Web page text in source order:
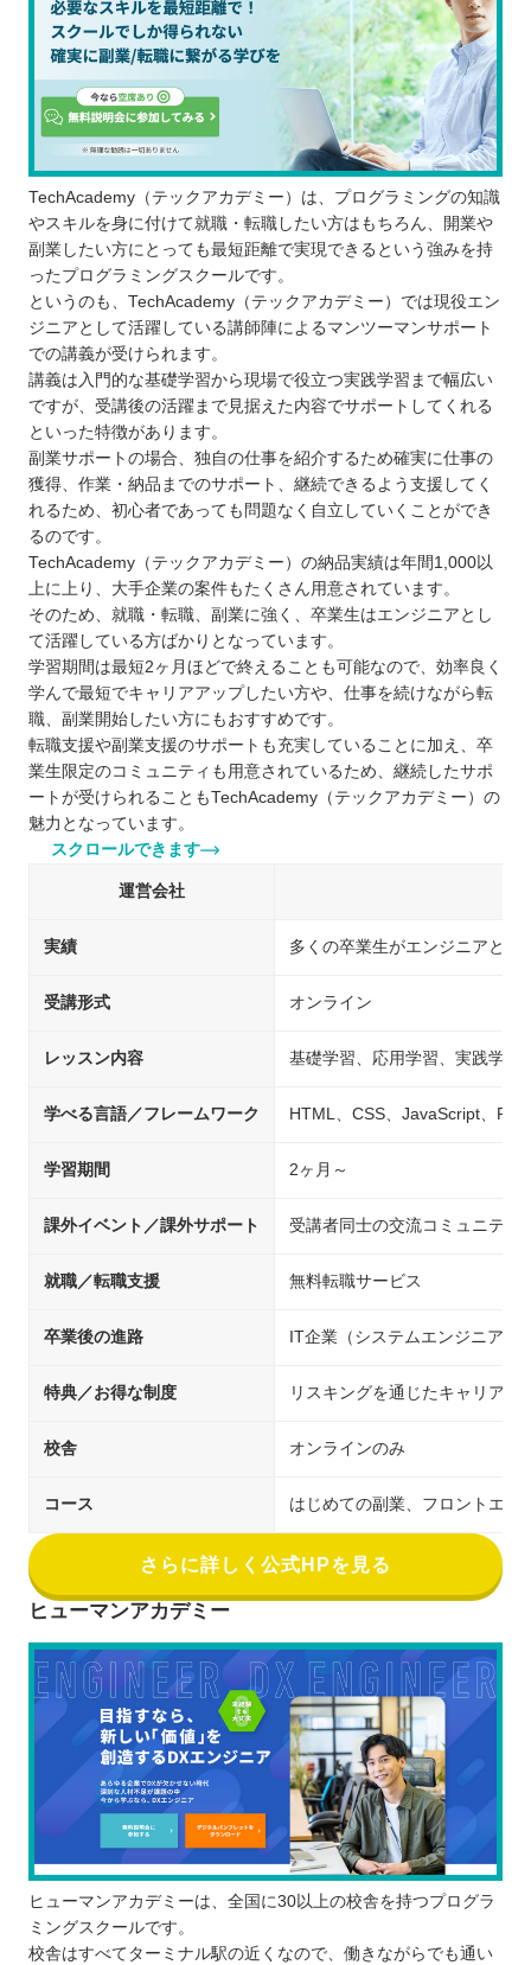
TechAcademy（テックアカデミー）は、プログラミングの知識
やスキルを身に付けて就職・転職したい方はもちろん、開業や
副業したい方にとっても最短距離で実現できるという強みを持
ったプログラミングスクールです。
というのも、TechAcademy（テックアカデミー）では現役エン
ジニアとして活躍している講師陣によるマンツーマンサポート
での講義が受けられます。
講義は入門的な基礎学習から現場で役立つ実践学習まで幅広い
ですが、受講後の活躍まで見据えた内容でサポートしてくれる
といった特徴があります。
副業サポートの場合、独自の仕事を紹介するため確実に仕事の
獲得、作業・納品までのサポート、継続できるよう支援してく
れるため、初心者であっても問題なく自立していくことができ
るのです。
TechAcademy（テックアカデミー）の納品実績は年間1,000以
上に上り、大手企業の案件もたくさん用意されています。
そのため、就職・転職、副業に強く、卒業生はエンジニアとし
て活躍している方ばかりとなっています。
学習期間は最短2ヶ月ほどで終えることも可能なので、効率良く
学んで最短でキャリアアップしたい方や、仕事を続けながら転
職、副業開始したい方にもおすすめです。
転職支援や副業支援のサポートも充実していることに加え、卒
業生限定のコミュニティも用意されているため、継続したサポ
ートが受けられることもTechAcademy（テックアカデミー）の
魅力となっています。
スクロールできます
運営会社
実績 多くの卒業生がエンジニアとし
受講形式 オンライン
レッスン内容 基礎学習、応用学習、実践学習
学べる言語／フレームワーク HTML、CSS、JavaScript、
学習期間 2ヶ月～
課外イベント／課外サポート 受講者同士の交流コミュニティ
就職／転職支援 無料転職サービス
卒業後の進路 IT企業（システムエンジニア/
特典／お得な制度 リスキングを通じたキャリア
校舎 オンラインのみ
コース はじめての副業、フロントエ
さらに詳しく公式HPを見る
ヒューマンアカデミー
ヒューマンアカデミーは、全国に30以上の校舎を持つプログラ
ミングスクールです。
校舎はすべてターミナル駅の近くなので、働きながらでも通い